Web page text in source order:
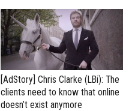
[AdStory] Chris Clarke (LBi): The
clients need to know that online
doesn’t exist anymore